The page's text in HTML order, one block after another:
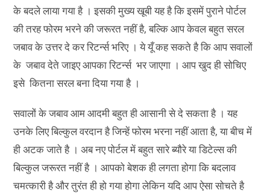
के बदले लाया गया है । इसकी मुख्य खूबी यह है कि इसमें पुराने पोर्टल
की तरह फोरम भरने की जरूरत नहीं है, बल्कि आप केवल बहुत सरल
जबाव के उत्तर दे कर रिटर्न्स भरिए । ये यूँ कह सकते है कि आप सवालों
के जबाव देते जाइए आपका रिटर्न्स भर जाएगा । आप खुद ही सोचिए
इसे कितना सरल बना दिया गया है ।
सवालों के जबाव आम आदमी बहुत ही आसानी से दे सकता है । यह
उनके लिए बिल्कुल वरदान है जिन्हें फोरम भरना नहीं आता है, या बीच में
ही अटक जाते है । अब नए पोर्टल में बहुत सारे ब्यौरे या डिटेल्स की
बिल्कुल जरूरत नहीं है । आपको बेशक ही लगता होगा कि बदलाव
चमत्कारी है और तुरंत ही हो गया होगा लेकिन यदि आप ऐसा सोचते है